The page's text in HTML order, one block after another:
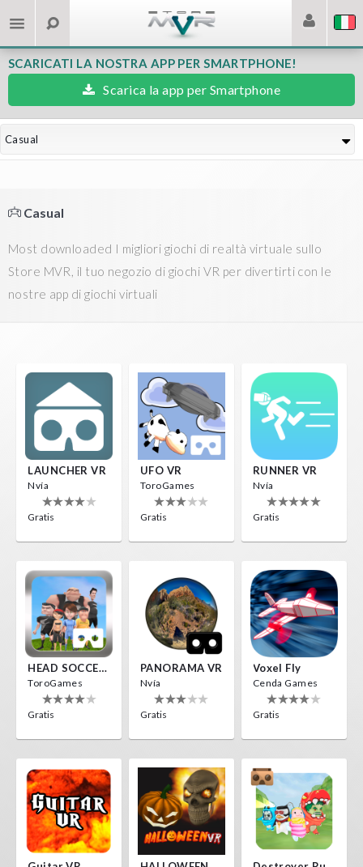
SCARICATI LA NOSTRA APP PER SMARTPHONE!
Scarica la app per Smartphone
Casual
Casual
Most downloaded I migliori giochi di realtà virtuale sullo
Store MVR, il tuo negozio di giochi VR per divertirti con le
nostre app di giochi virtuali
LAUNCHER VR
Nvía
Gratis
UFO VR
ToroGames
Gratis
RUNNER VR
Nvía
Gratis
HEAD SOCCER VR
ToroGames
Gratis
PANORAMA VR
Nvía
Gratis
Voxel Fly
Cenda Games
Gratis